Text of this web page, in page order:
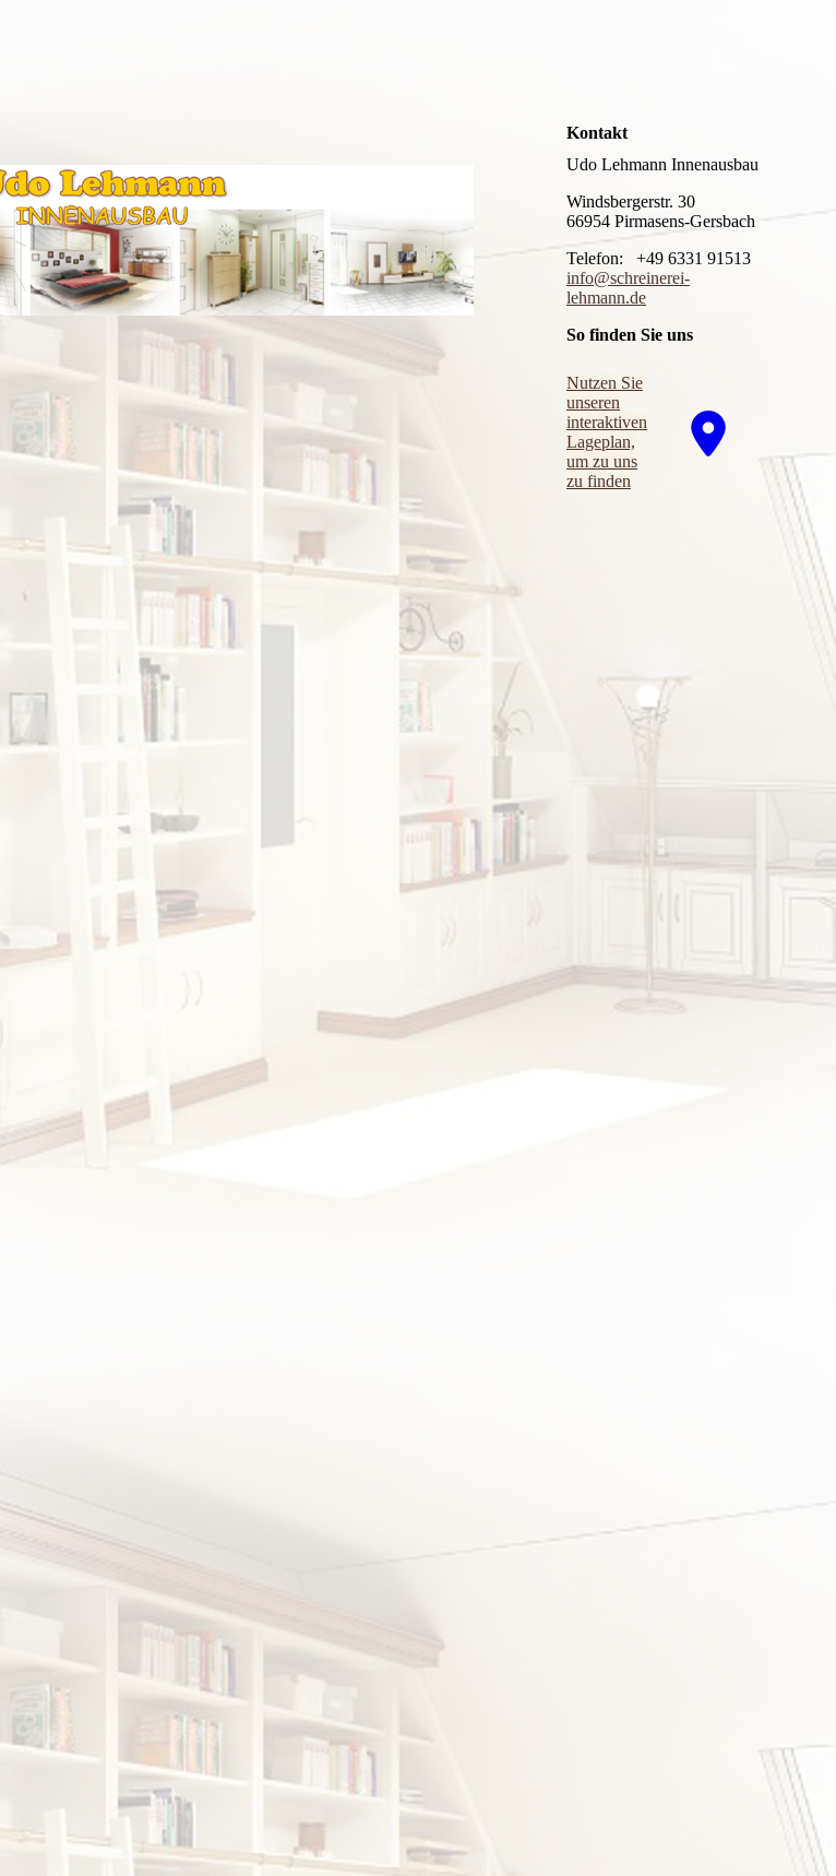
Kontakt
Udo Lehmann Innenausbau
Windsbergerstr. 30
66954 Pirmasens-Gersbach
Telefon: +49 6331 91513
info@schreinerei-
lehmann.de
So finden Sie uns
Nutzen Sie
unseren
interaktiven
La­ge­plan,
um zu uns
zu finden